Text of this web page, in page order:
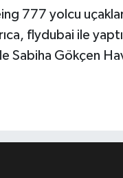
777 yolcu
flydubai ile
Sabiha Gökçen